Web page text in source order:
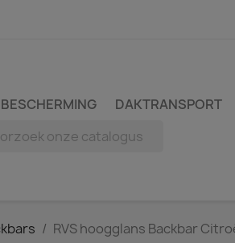
DAKTRANSPORT
RVS hoogglans Backbar